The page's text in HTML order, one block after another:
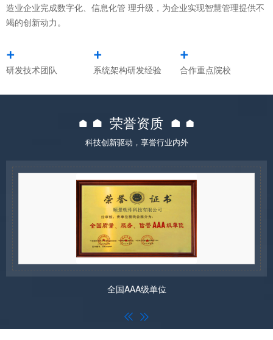
造业企业完成数字化、信息化管 理升级，为企业实现智慧管理提供不
竭的创新动力。
+
研发技术团队
+
系统架构研发经验
+
合作重点院校
荣誉资质
科技创新驱动，享誉行业内外
全国AAA级单位
 